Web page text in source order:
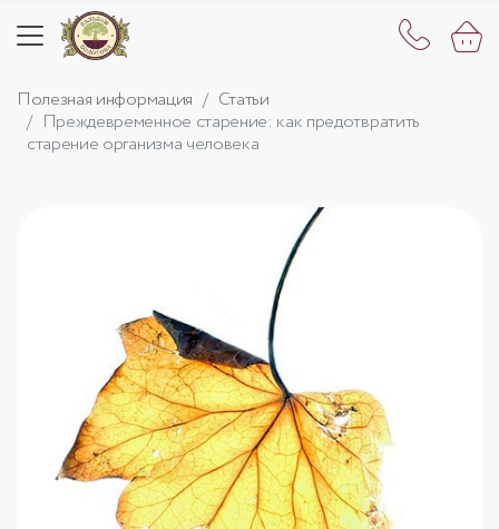
Полезная информация
Статьи
Преждевременное старение: как предотвратить
старение организма человека